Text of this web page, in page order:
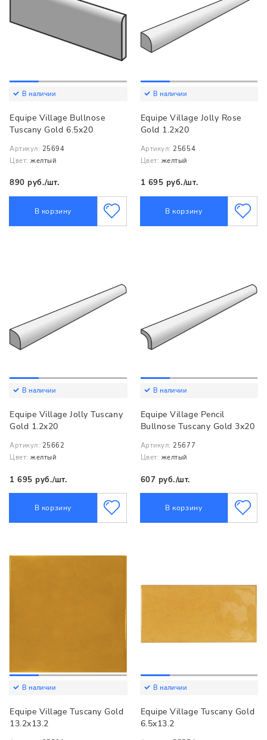
В наличии
Equipe Village Bullnose
Tuscany Gold 6.5x20
Артикул: 25694
Цвет: желтый
890 руб./шт.
В корзину
В наличии
Equipe Village Jolly Rose
Gold 1.2x20
Артикул: 25654
Цвет: желтый
1 695 руб./шт.
В корзину
В наличии
Equipe Village Jolly Tuscany
Gold 1.2x20
Артикул: 25662
Цвет: желтый
1 695 руб./шт.
В корзину
В наличии
Equipe Village Pencil
Bullnose Tuscany Gold 3x20
Артикул: 25677
Цвет: желтый
607 руб./шт.
В корзину
В наличии
Equipe Village Tuscany Gold
13.2x13.2
В наличии
Equipe Village Tuscany Gold
6.5x13.2